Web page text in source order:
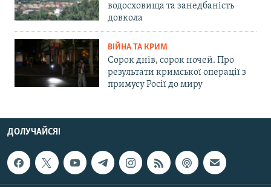
водосховища та занедбаність
довкола
ВІЙНА ТА КРИМ
Сорок днів, сорок ночей. Про
результати кримської операції з
примусу Росії до миру
ДОЛУЧАЙСЯ!